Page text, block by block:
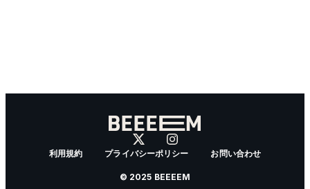
利用規約 プライバシーポリシー お問い合わせ
© 2025 BEEEEM